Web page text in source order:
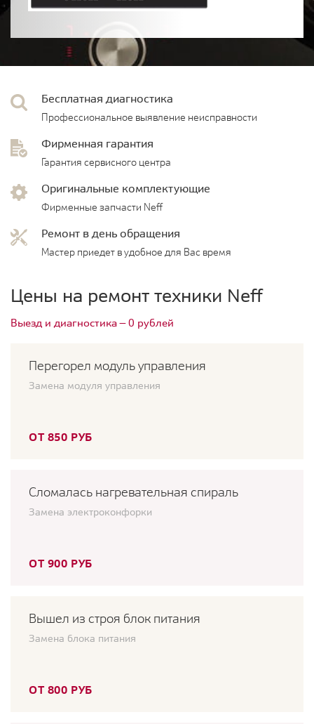
Бесплатная диагностика
Профессиональное выявление неисправности
Фирменная гарантия
Гарантия сервисного центра
Оригинальные комплектующие
Фирменные запчасти Neff
Ремонт в день обращения
Мастер приедет в удобное для Вас время
Цены на ремонт техники Neff
Выезд и диагностика — 0 рублей
Перегорел модуль управления
Замена модуля управления
ОТ 850 РУБ
Сломалась нагревательная спираль
Замена электроконфорки
ОТ 900 РУБ
Вышел из строя блок питания
Замена блока питания
ОТ 800 РУБ